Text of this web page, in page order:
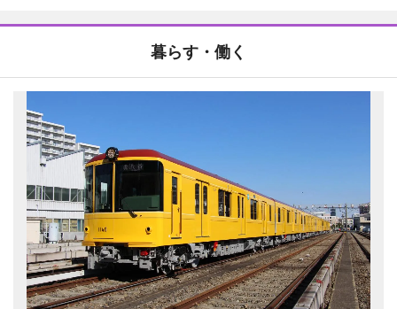
暮らす・働く